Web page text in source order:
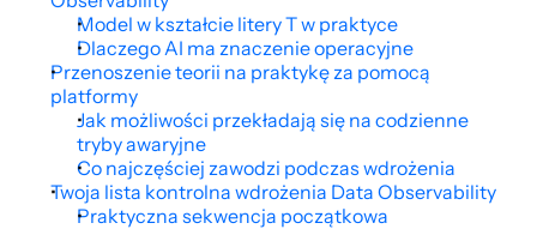
Model w kształcie litery T w praktyce
Dlaczego AI ma znaczenie operacyjne
Przenoszenie teorii na praktykę za pomocą
platformy
Jak możliwości przekładają się na codzienne
tryby awaryjne
Co najczęściej zawodzi podczas wdrożenia
Twoja lista kontrolna wdrożenia Data Observability
Praktyczna sekwencja początkowa